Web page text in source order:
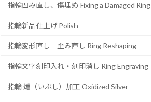
指輪凹み直し、傷埋め Fixing a Damaged Ring
指輪新品仕上げ Polish
指輪変形直し 歪み直し Ring Reshaping
指輪文字刻印入れ・刻印消し Ring Engraving
指輪 燻（いぶし）加工 Oxidized Silver